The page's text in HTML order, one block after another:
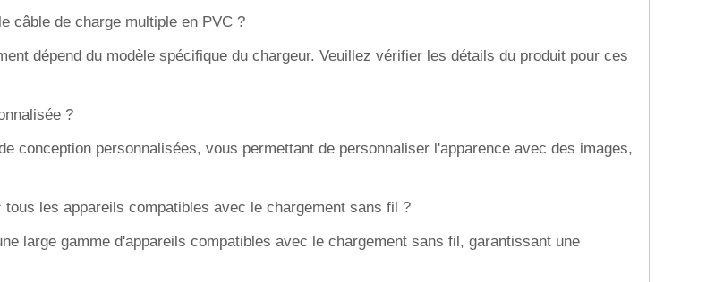
câble de charge multiple en PVC ?
dépend du modèle spécifique du chargeur. Veuillez vérifier les détails du produit pour ces
?
conception personnalisées, vous permettant de personnaliser l'apparence avec des images,
les appareils compatibles avec le chargement sans fil ?
large gamme d'appareils compatibles avec le chargement sans fil, garantissant une